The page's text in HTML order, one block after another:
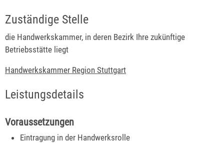
Zuständige Stelle
die Handwerkskammer, in deren Bezirk Ihre zukünftige
Betriebsstätte liegt
Handwerkskammer Region Stuttgart
Leistungsdetails
Voraussetzungen
Eintragung in der Handwerksrolle